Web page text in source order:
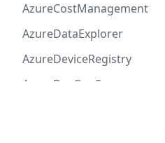
AzureCostManagement
AzureDataExplorer
AzureDeviceRegistry
AzureDevOpsServer